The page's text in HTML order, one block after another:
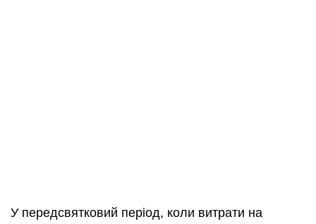
У передсвятковий період, коли витрати на